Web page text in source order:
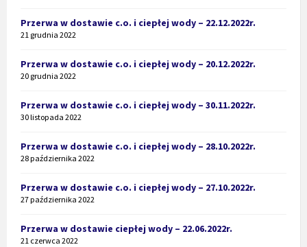
Przerwa w dostawie c.o. i ciepłej wody – 22.12.2022r.
21 grudnia 2022
Przerwa w dostawie c.o. i ciepłej wody – 20.12.2022r.
20 grudnia 2022
Przerwa w dostawie c.o. i ciepłej wody – 30.11.2022r.
30 listopada 2022
Przerwa w dostawie c.o. i ciepłej wody – 28.10.2022r.
28 października 2022
Przerwa w dostawie c.o. i ciepłej wody – 27.10.2022r.
27 października 2022
Przerwa w dostawie ciepłej wody – 22.06.2022r.
21 czerwca 2022